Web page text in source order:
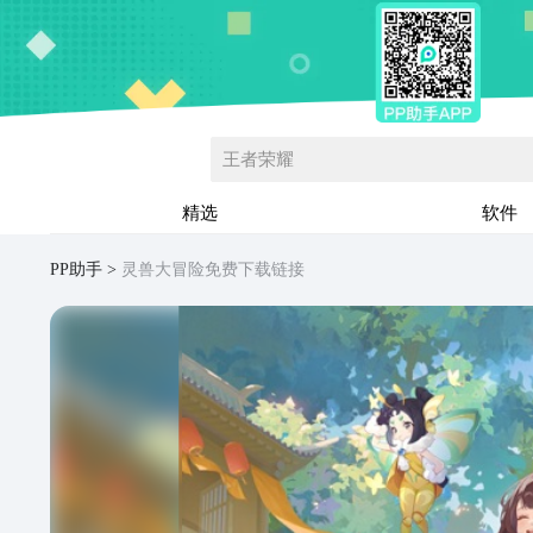
王者荣耀
精选 软件
PP助手 灵兽大冒险免费下载链接